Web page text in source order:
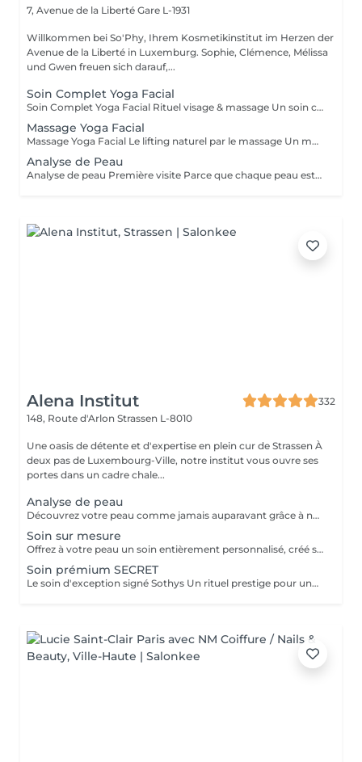
7, Avenue de la Liberté Gare L-1931
Willkommen bei So'Phy, Ihrem Kosmetikinstitut im Herzen der
Avenue de la Liberté in Luxemburg. Sophie, Clémence, Mélissa
und Gwen freuen sich darauf,...
Soin Complet Yoga Facial
Soin Complet Yoga Facial Rituel visage & massage Un soin complet qui associe les étapes essentielles d'un soin du visage à la puissance du Massage Yoga Facial. Après un nettoyage en profondeur, une exfoliation et un travail ciblé de la peau, le massage vient stimuler les muscles, relancer les circulations et relâcher les tensions du visage. Ce rituel se poursuit par l'application de soins adaptés afin d'hydrater, rééquilibrer et révéler l'éclat naturel de votre peau. Le visage paraît plus lisse, plus lumineux et naturellement redessiné. Un soin idéal pour celles et ceux qui souhaitent allier efficacité, relaxation et résultats visibles. Comme chaque soin chez So'Phy, le protocole est adapté en fonction des besoins de votre peau.
Massage Yoga Facial
Massage Yoga Facial Le lifting naturel par le massage Un massage du visage dynamique et profond qui stimule les muscles et relance les circulations pour redessiner les contours du visage. Grâce à des manuvres expertes et à l'utilisation d'outils spécifiques comme le Gua Sha et les Mushrooms, ce soin agit à la fois sur la tonicité de la peau et la détente des tensions faciales. Il permet de lisser les traits, d'illuminer le teint et de révéler un visage plus reposé et naturellement sculpté. Un soin idéal pour celles et ceux qui recherchent un effet visible, tout en profitant d'un moment de relâchement profond. Comme chaque soin chez So'Phy, le massage est adapté en fonction des besoins de votre peau et des tensions observées.
Analyse de Peau
Analyse de peau Première visite Parce que chaque peau est unique, toute première visite commence par une analyse approfondie. Ce diagnostic permet de comprendre l'état de votre peau, ses besoins réels et les déséquilibres éventuels, afin d'adapter votre soin de manière précise et personnalisée. À l'aide d'un appareil de diagnostic et de l'expertise de votre Skin Coach, nous prenons le temps d'observer, d'échanger et de vous guider vers les solutions les plus adaptées. Ce premier rendez-vous est une étape essentielle pour vous offrir des soins réellement efficaces et des résultats durables.
Alena Institut
332
148, Route d'Arlon Strassen L-8010
Une oasis de détente et d'expertise en plein cur de Strassen À
deux pas de Luxembourg-Ville, notre institut vous ouvre ses
portes dans un cadre chale...
Analyse de peau
Découvrez votre peau comme jamais auparavant grâce à notre diagnostic cutané avancé. À l'aide d'un analyseur professionnel et de l'oeil expert de votre esthéticienne, nous évaluons différents paramètres essentiels tels que l'hydratation, le sébum, la profondeur des rides , l'état de votre barrière cutané et beaucoup d'autre mesures afin d'obtenir une vision précise de l'état de votre peau. Cette analyse nous permet de cibler vos besoins réels et de vous orienter vers les soins et les produits les plus adaptés pour optimiser vos résultats. Un véritable point de départ pour construire une routine beauté efficace et personnalisée. Diagnostic offert lorsqu'il est réalisé dans le cadre d'un soin ou à l'achat de produits.
Soin sur mesure
Offrez à votre peau un soin entièrement personnalisé, créé sur mesure par votre experte Sothys selon ses besoins du moment. Grâce à un analyseur professionnel et à l'il expert de votre esthéticienne, nous évaluons différents paramètres essentiels : hydratation, sébum, profondeur des rides, état de la barrière cutanée et bien d'autres mesures. Ce diagnostic précis permet d'identifier les besoins réels de votre peau et d'adapter chaque étape du soin : nettoyage profond, exfoliation ciblée, modelage expert, masque haute performance et sélection d'actifs Sothys selon votre objectif hydratation, éclat, apaisement, anti-âge ou pureté. Un seul soin, des milliers de possibilités, pour rééquilibrer votre peau et révéler un teint plus lumineux, plus lisse et plus uniforme dès la première séance. Un véritable point de départ pour construire une routine beauté efficace, avec des soins et des produits parfaitement adaptés à votre peau.
Soin prémium SECRET
Le soin d'exception signé Sothys Un rituel prestige pour une transformation visible de la peau et une expérience sensorielle incomparable. Ce soin d'exception combine des manoeuvres expertes Sothys, des textures nobles, un double modelage visage sur-mesure et un masque haute performance pour lisser, repulper et illuminer intensément la peau. Grâce à une séquence unique de gestes précis et enveloppants, le Rituel Secret offre un moment de lâcher-prise total et des résultats visibles dès la première séance : peau éclatante, lissée, revitalisée et profondément nourrie. Un soin rare, élégant, pensé pour les clientes exigeantes qui recherchent : - une expérience prémium, - des résultats anti-âge visibles rapidement, - un moment d'exception, hors du temps, réservé aux instituts experts Sothys.